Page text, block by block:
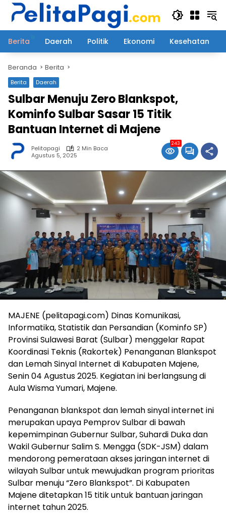
Langsung
Berita
Daerah Politik Ekonomi Kesehatan
Beranda Berita
Berita Daerah
Sulbar Menuju Zero Blankspot,
Kominfo Sulbar Sasar 15 Titik
Bantuan Internet di Majene
Pelitapagi
2 Min Baca
Agustus 5, 2025
243
MAJENE (pelitapagi.com) Dinas Komunikasi,
Informatika, Statistik dan Persandian (Kominfo SP)
Provinsi Sulawesi Barat (Sulbar) menggelar Rapat
Koordinasi Teknis (Rakortek) Penanganan Blankspot
dan Lemah Sinyal Internet di Kabupaten Majene,
Senin 04 Agustus 2025. Kegiatan ini berlangsung di
Aula Wisma Yumari, Majene.
Penanganan blankspot dan lemah sinyal internet ini
merupakan upaya Pemprov Sulbar di bawah
kepemimpinan Gubernur Sulbar, Suhardi Duka dan
Wakil Gubernur Salim S. Mengga (SDK-JSM) dalam
mendorong pemerataan akses jaringan internet di
wilayah Sulbar untuk mewujudkan program prioritas
Sulbar menuju “Zero Blankspot”. Di Kabupaten
Majene ditetapkan 15 titik untuk bantuan jaringan
internet tahun 2025.